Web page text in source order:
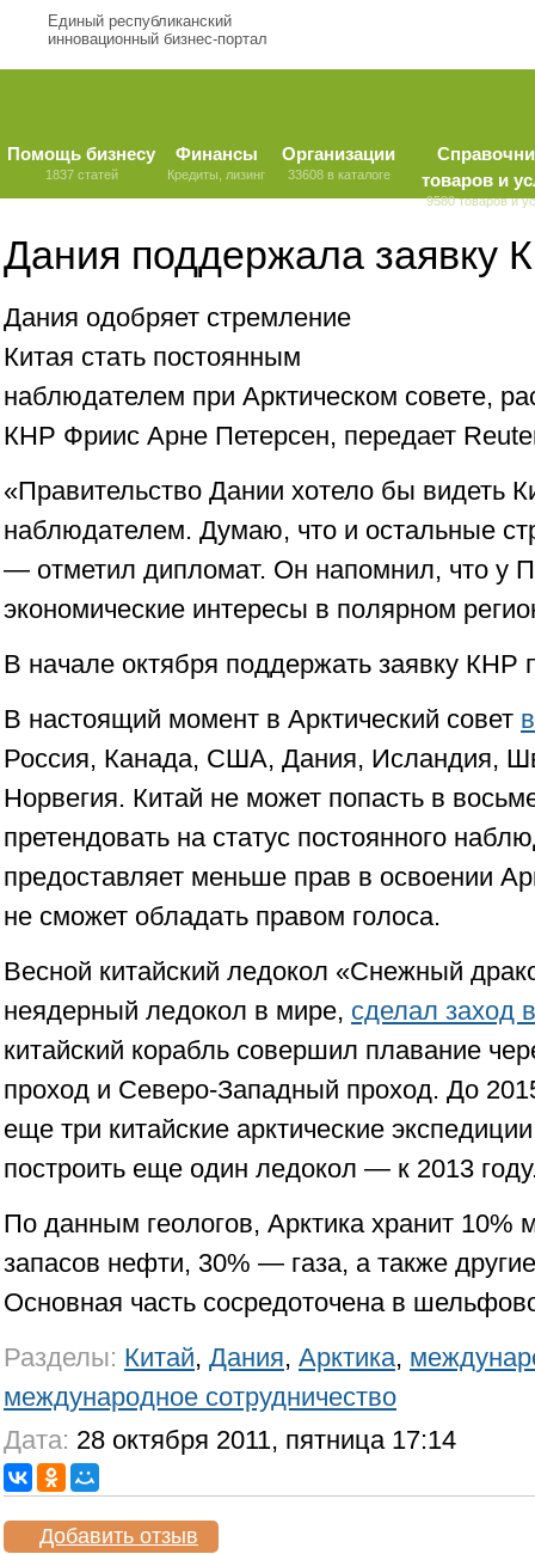
Единый республиканский
инновационный бизнес-портал
Помощь бизнесу
1837 статей
Финансы
Кредиты, лизинг
Организации
33608 в каталоге
товаров и
9580 товаров и
Дания поддержала заявку
Дания одобряет стремление
Китая стать постоянным
наблюдателем при Арктическом совете,
КНР Фриис Арне Петерсен, передает
«Правительство Дании хотело бы видеть
наблюдателем. Думаю, что и остальные
— отметил дипломат. Он напомнил, что у
экономические интересы в полярном
В начале октября поддержать заявку КНР
В настоящий момент в Арктический совет
Россия, Канада, США, Дания, Исландия,
Норвегия. Китай не может попасть в
претендовать на статус постоянного
предоставляет меньше прав в освоении
не сможет обладать правом голоса.
Весной китайский ледокол «Снежный
неядерный ледокол в мире, сделал заход
китайский корабль совершил плавание
проход и Северо-Западный проход. До
еще три китайские арктические
построить еще один ледокол — к 2013
По данным геологов, Арктика хранит 10%
запасов нефти, 30% — газа, а также
Основная часть сосредоточена в
Разделы: Китай, Дания, Арктика,
международное сотрудничество
Дата: 28 октября 2011, пятница 17:14
Добавить отзыв